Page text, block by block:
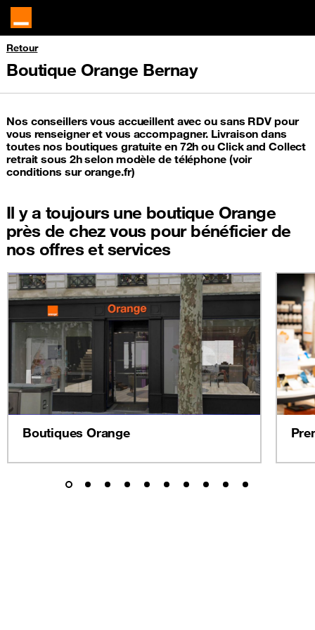
Retour
Boutique Orange Bernay
Nos conseillers vous accueillent avec ou sans RDV pour
vous renseigner et vous accompagner. Livraison dans
toutes nos boutiques gratuite en 72h ou Click and Collect
retrait sous 2h selon modèle de téléphone (voir
conditions sur orange.fr)
Il y a toujours une boutique Orange
près de chez vous pour bénéficier de
nos offres et services
Boutiques Orange